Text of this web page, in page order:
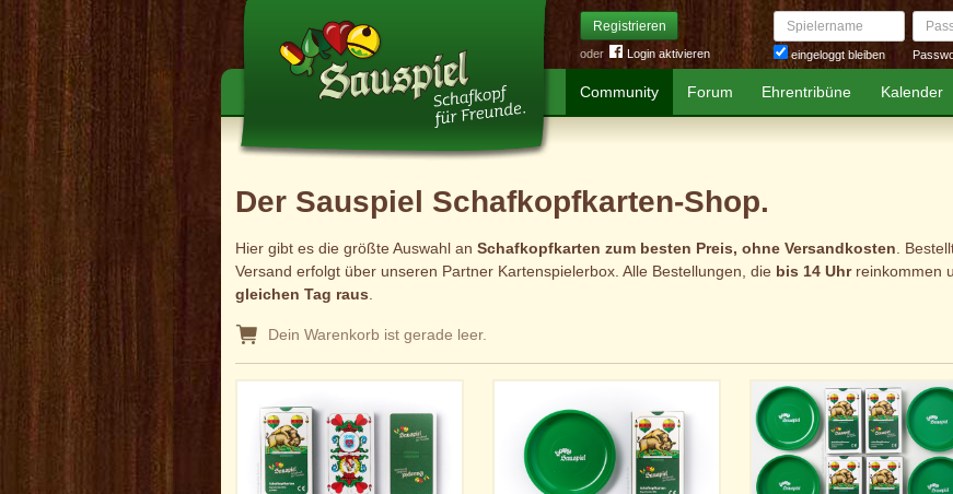
Registrieren
oder Login aktivieren
Spielername
eingeloggt bleiben
Community Forum Ehrentribüne Kalender
Der Sauspiel Schafkopfkarten-Shop.
Hier gibt es die größte Auswahl anSchafkopfkarten zum besten Preis, ohne Versandkosten .
Versand erfolgt über unseren Partner Kartenspielerbox. Alle Bestellungen, die bis 14 Uhrreinkommen
gleichen Tag raus
Dein Warenkorb ist gerade leer.